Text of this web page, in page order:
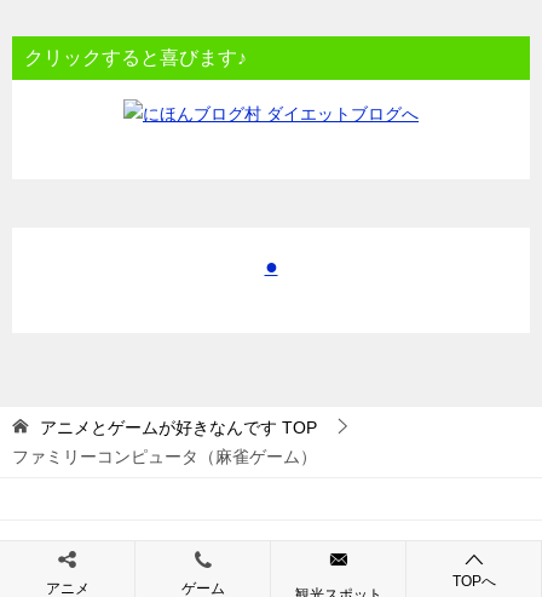
クリックすると喜びます♪
●
アニメとゲームが好きなんです TOP
ファミリーコンピュータ（麻雀ゲーム）
© 2017 アニメとゲームが好きなんです
アニメ ゲーム TOPへ